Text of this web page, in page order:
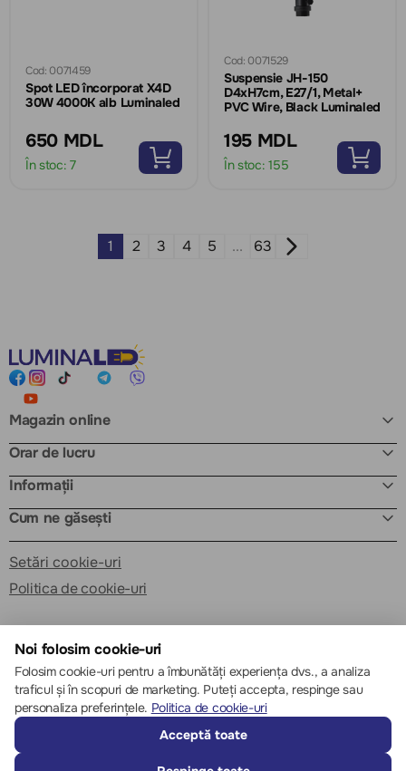
Cod: 0071459
Spot LED încorporat X4D
30W 4000K alb Luminaled
650 MDL
În stoc: 7
Cod: 0071529
Suspensie JH-150
D4xH7cm, E27/1, Metal+
PVC Wire, Black Luminaled
195 MDL
În stoc: 155
1 2 3 4 5 ... 63
Magazin online
Orar de lucru
Informații
Cum ne găsești
Setări cookie-uri
Politica de cookie-uri
© 2013 – 2026 ECOM
Noi folosim cookie-uri
Folosim cookie-uri pentru a îmbunătăți experiența dvs., a analiza
traficul și în scopuri de marketing. Puteți accepta, respinge sau
personaliza preferințele. Politica de cookie-uri
Acceptă toate